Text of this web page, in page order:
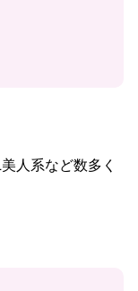
人系など数多く